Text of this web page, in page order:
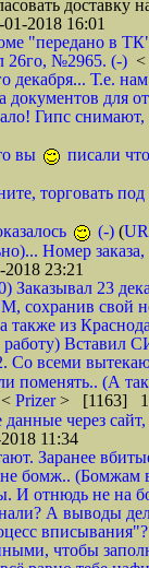
доставку
2018 16:01
"передано в
26го, №2965. (-) <
декабря... Т.е.
для
Гипс снимают,
вы
писали
торговать
(-) (
Номер
23:21
Заказывал 23
свой
из
Вставил
Со всеми
поменять.. (А
< Prizer> [1163]
данные через
11:34
Заранее
бомж.. (Бомжам
И отнюдь не на
А выводы
чтобы